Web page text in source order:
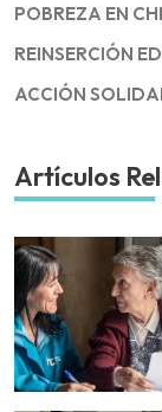
POBREZA EN
REINSERCIÓN
ACCIÓN
Artículos